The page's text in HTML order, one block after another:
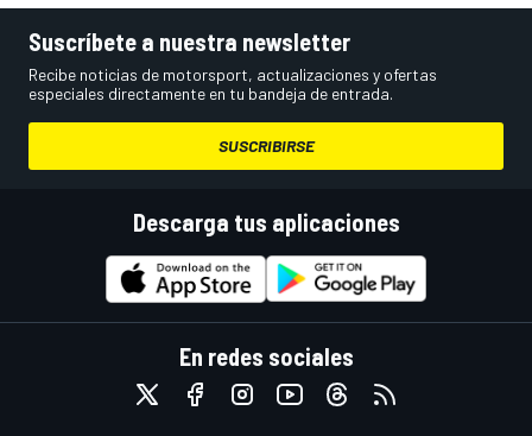
Suscríbete a nuestra newsletter
Recibe noticias de motorsport, actualizaciones y ofertas
especiales directamente en tu bandeja de entrada.
SUSCRIBIRSE
Descarga tus aplicaciones
En redes sociales